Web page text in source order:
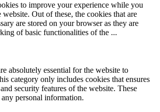
to improve your experience while you
Out of these, the cookies that are
are stored on your browser as they are
of basic functionalities of the ...
absolutely essential for the website to
category only includes cookies that ensures
security features of the website. These
personal information.